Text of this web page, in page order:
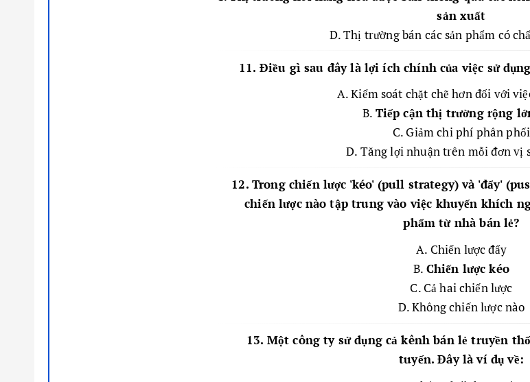
sản xuất
D. Thị trường bán các sản phẩm có
11. Điều gì sau đây là lợi ích chính của việc sử
A. Kiểm soát chặt chẽ hơn đối với
B. Tiếp cận thị trường rộng
C. Giảm chi phí phân phối
D. Tăng lợi nhuận trên mỗi đơn vị
12. Trong chiến lược 'kéo' (pull strategy) và 'đẩy'
chiến lược nào tập trung vào việc khuyến khích
phẩm từ nhà bán lẻ?
A. Chiến lược đẩy
B. Chiến lược kéo
C. Cả hai chiến lược
D. Không chiến lược nào
13. Một công ty sử dụng cả kênh bán lẻ truyền
tuyến. Đây là ví dụ về: